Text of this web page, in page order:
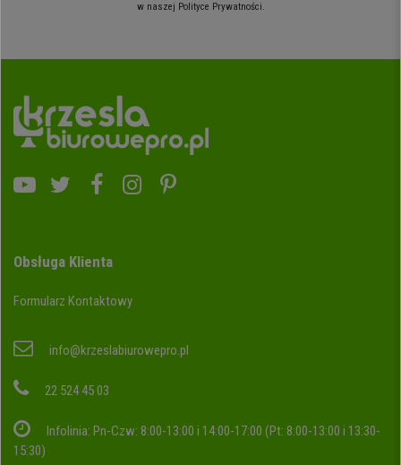
w naszej Polityce Prywatności.
Obsługa Klienta
Formularz Kontaktowy
info@krzeslabiurowepro.pl
22 524 45 03
Infolinia: Pn-Czw: 8:00-13:00 i 14:00-17:00 (Pt: 8:00-13:00 i 13:30-
15:30)